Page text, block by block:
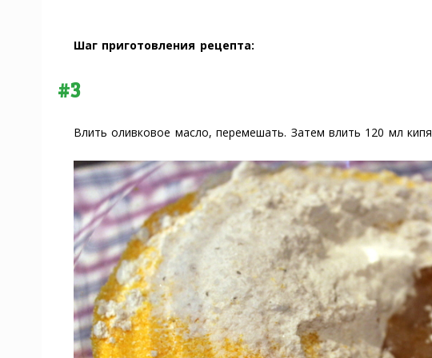
Шаг приготовления рецепта:
#3
Влить оливковое масло, перемешать. Затем влить 120 мл